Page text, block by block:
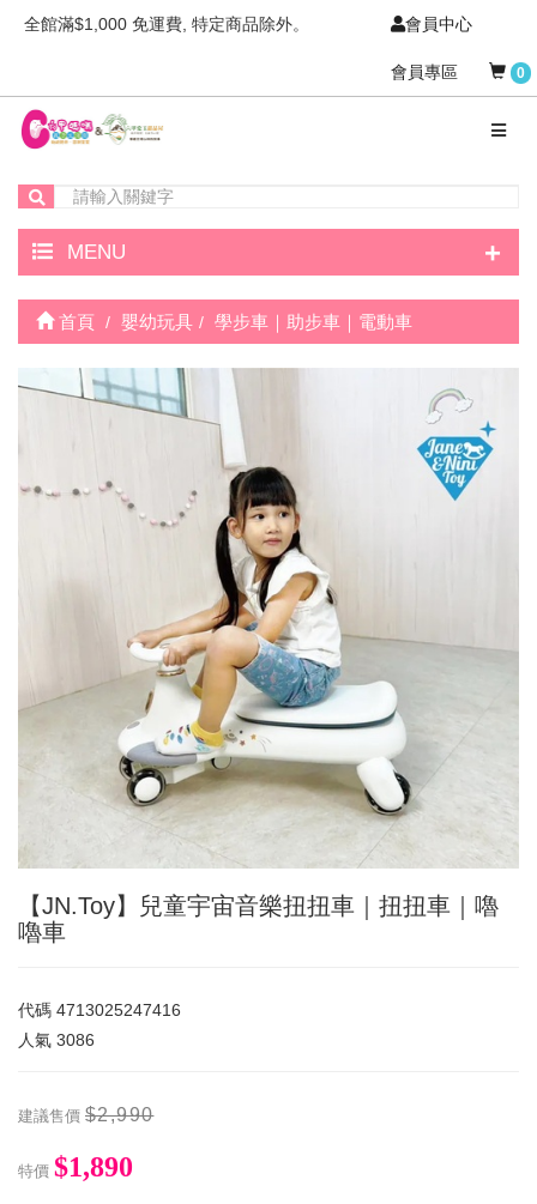
全館滿$1,000 免運費, 特定商品除外。 會員中心
會員專區 0
MENU +
首頁 嬰幼玩具 學步車｜助步車｜電動車
【JN.Toy】兒童宇宙音樂扭扭車｜扭扭車｜嚕
嚕車
代碼 4713025247416
人氣 3086
建議售價 $2,990
特價 $1,890